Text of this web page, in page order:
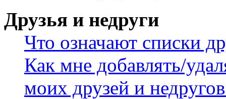
Друзья и недруги
Что означают списки
Как мне добавлять/
моих друзей и